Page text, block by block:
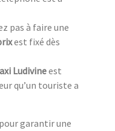
pas à faire une
est fixé dès
Ludivineest
qu’un touriste a
garantir une